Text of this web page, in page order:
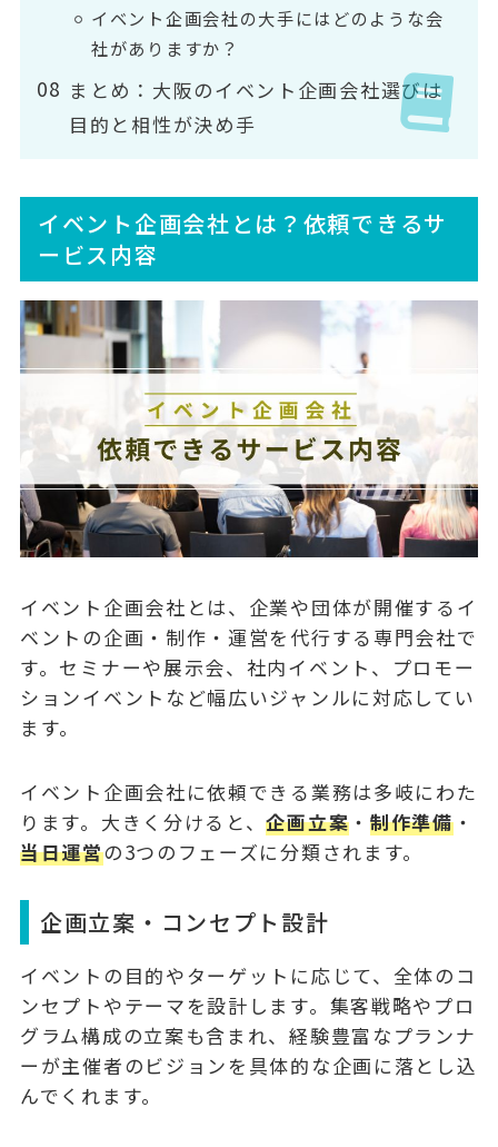
イベント企画会社の大手にはどのような会
社がありますか？
まとめ：大阪のイベント企画会社選びは
目的と相性が決め手
イベント企画会社とは？依頼できるサ
ービス内容
イベント企画会社とは、企業や団体が開催するイ
ベントの企画・制作・運営を代行する専門会社で
す。セミナーや展示会、社内イベント、プロモー
ションイベントなど幅広いジャンルに対応してい
ます。
イベント企画会社に依頼できる業務は多岐にわた
ります。大きく分けると、企画立案 ・ 制作準備・
当日運営の3つのフェーズに分類されます。
企画立案・コンセプト設計
イベントの目的やターゲットに応じて、全体のコ
ンセプトやテーマを設計します。集客戦略やプロ
グラム構成の立案も含まれ、経験豊富なプランナ
ー が主催者のビジョンを具体的な企画に落とし込
んでくれます。